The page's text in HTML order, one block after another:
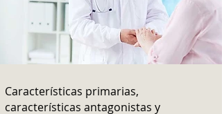
Características primarias,
características antagonistas y